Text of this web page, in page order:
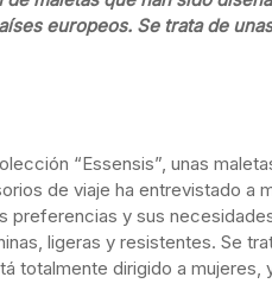
europeos. Se trata de
“Essensis”, unas
de viaje ha entrevistado a
preferencias y sus
ligeras y resistentes. Se
totalmente dirigido a